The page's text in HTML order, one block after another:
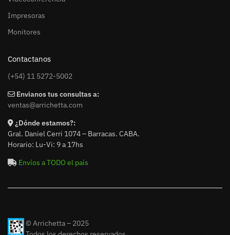
Impresoras
Monitores
Contactanos
(+54) 11 5272-5002
Envianos tus consultas a:
ventas@arrichetta.com
¿Dónde estamos?:
Gral. Daniel Cerri 1074 – Barracas. CABA.
Horario: Lu-Vi: 9 a 17hs
Envíos a TODO el país
© Arrichetta – 2025